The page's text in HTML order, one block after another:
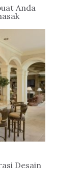
Anda
Desain